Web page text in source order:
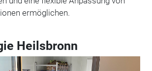
ermöglichen.
Heilsbronn